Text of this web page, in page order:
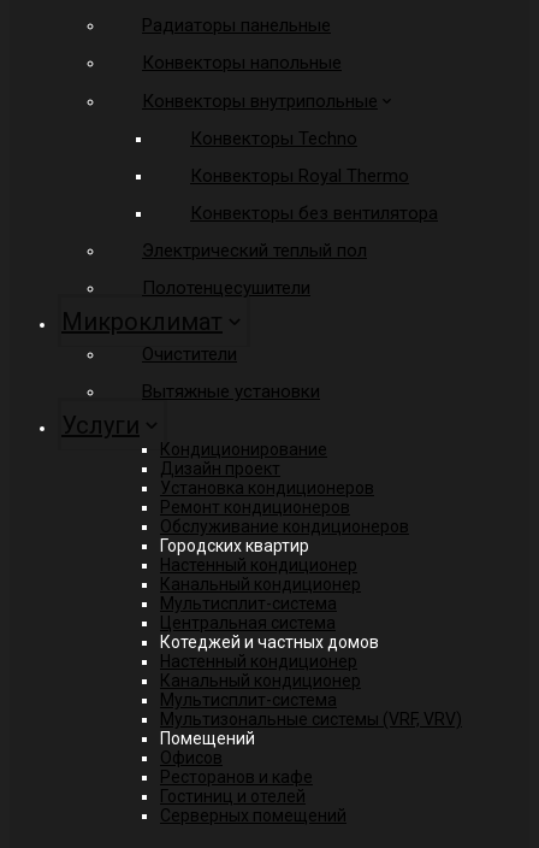
Радиаторы панельные
Конвекторы напольные
Конвекторы внутрипольные
Конвекторы Techno
Конвекторы Royal Thermo
Конвекторы без вентилятора
Электрический теплый пол
Полотенцесушители
Микроклимат
Очистители
Вытяжные установки
Услуги
Кондиционирование
Дизайн проект
Установка кондиционеров
Ремонт кондиционеров
Обслуживание кондиционеров
Городских квартир
Настенный кондиционер
Канальный кондиционер
Мультисплит-система
Центральная система
Котеджей и частных домов
Настенный кондиционер
Канальный кондиционер
Мультисплит-система
Мультизональные системы (VRF, VRV)
Помещений
Офисов
Ресторанов и кафе
Гостиниц и отелей
Серверных помещений